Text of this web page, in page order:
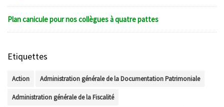
Plan canicule pour nos collègues à quatre pattes
Etiquettes
Action Administration générale de la Documentation Patrimoniale
Administration générale de la Fiscalité